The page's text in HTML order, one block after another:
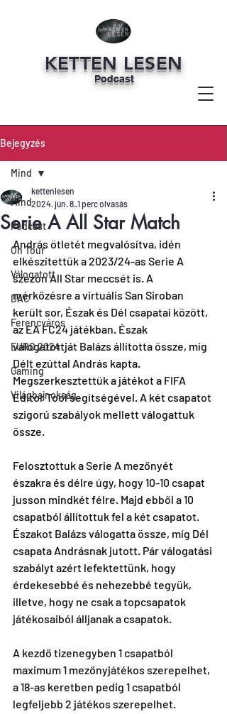
KETTEN LESEN
Podcast
Bejegyzés
Mind
Podcast
On Tour
Válogatott
DAC
Ferencváros
EURO 2024
Gaming
Világbajnokság
Mind
Serie A All Star Match
kettenlesen
2024. jún. 8.1 perc olvasás
András ötletét megvalósítva, idén
elkészítettük a 2023/24-as Serie A
szezon All Star meccsét is. A
mérkőzésre a virtuális San Siroban
került sor, Észak és Dél csapatai között,
az EA FC24 játékban. Észak
válogatottját Balázs állította össze, míg
Délt ezúttal András kapta.
Megszerkesztettük a játékot a FIFA
Editor Tool segítségével. A két csapatot
szigorú szabályok mellett válogattuk
össze.
Felosztottuk a Serie A mezőnyét
északra és délre úgy, hogy 10-10 csapat
jusson mindkét félre. Majd ebből a 10
csapatból állítottuk fel a két csapatot.
Északot Balázs válogatta össze, míg Dél
csapata Andrásnak jutott. Pár válogatási
szabályt azért lefektettünk, hogy
érdekesebbé és nehezebbé tegyük,
illetve, hogy ne csak a topcsapatok
játékosaiból álljanak a csapatok.
A kezdő tizenegyben 1 csapatból
maximum 1 mezőnyjátékos szerepelhet,
a 18-as keretben pedig 1 csapatból
legfeljebb 2 játékos szerepelhet.